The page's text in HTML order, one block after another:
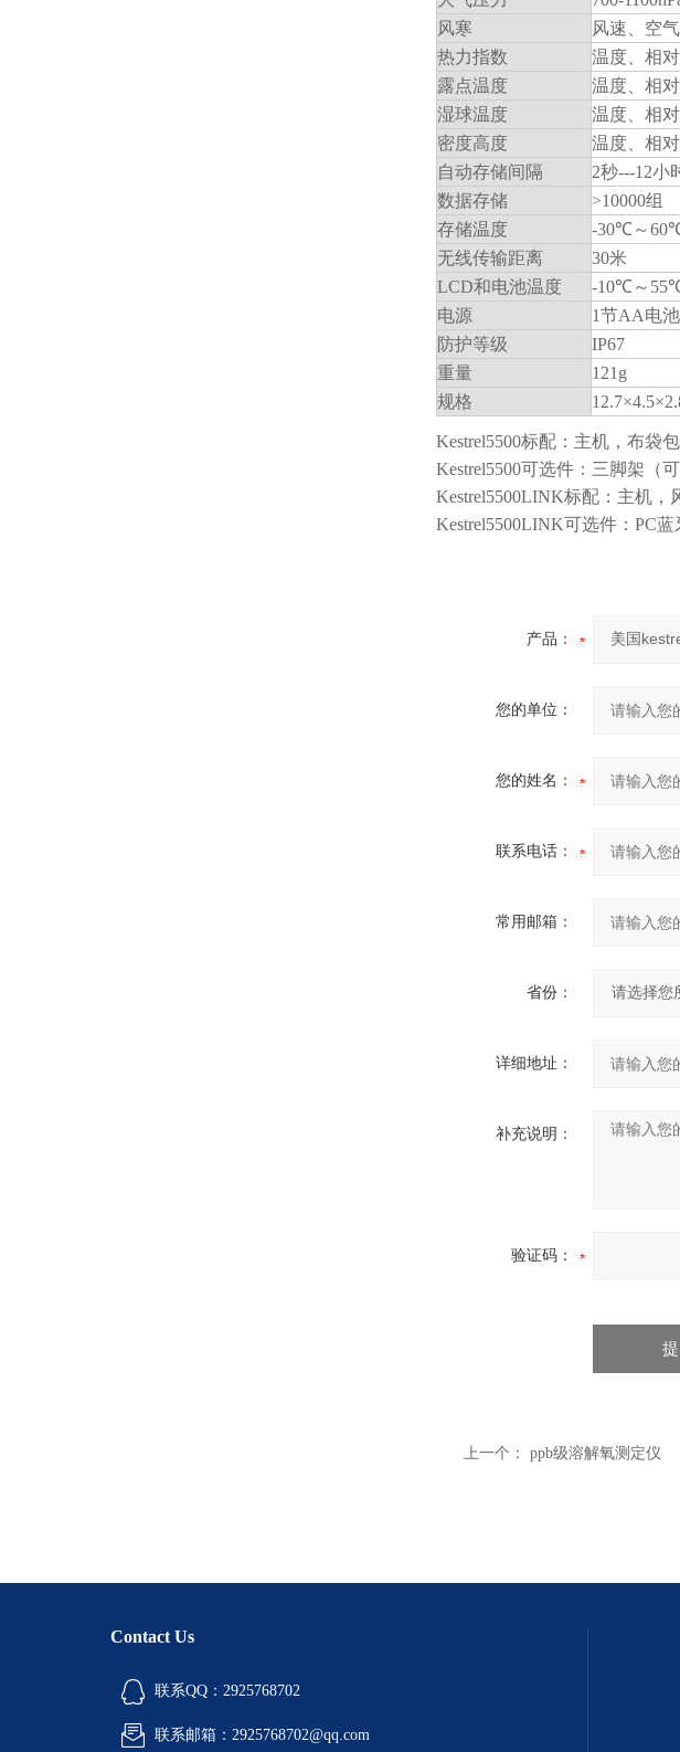
风寒
风速、空
热力指数
温度、相
露点温度
温度、相
湿球温度
温度、相
密度高度
温度、相
自动存储间隔
2秒---12小
数据存储
>10000组
存储温度
-30℃～
无线传输距离
30米
LCD和电池温度
-10℃～
电源
1节AA电
防护等级
IP67
重量
121g
规格
Kestrel5500标配：主机，布袋
Kestrel5500可选件：三脚架（
Kestrel5500LINK标配：主机，
Kestrel5500LINK可选件：PC
产品：
您的单位：
您的姓名：
联系电话：
常用邮箱：
省份：
详细地址：
补充说明：
验证码：
上一个： ppb级溶解氧测定仪
Contact Us
联系QQ：2925768702
联系邮箱：2925768702@qq.com